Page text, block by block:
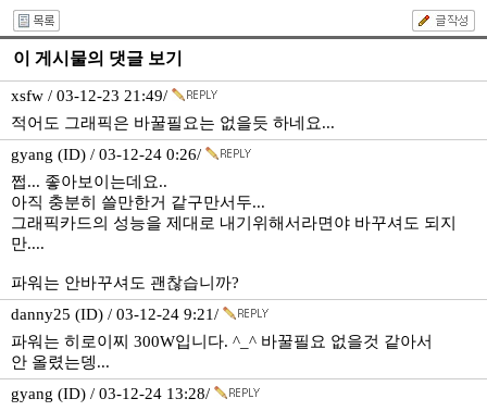
이 게시물의 댓글 보기
xsfw / 03-12-23 21:49/
적어도 그래픽은 바꿀필요는 없을듯 하네요...
gyang (ID) / 03-12-24 0:26/
쩝... 좋아보이는데요..
아직 충분히 쓸만한거 같구만서두...
그래픽카드의 성능을 제대로 내기위해서라면야 바꾸셔도 되지
만....
파워는 안바꾸셔도 괜찮습니까?
danny25 (ID) / 03-12-24 9:21/
파워는 히로이찌 300W입니다. ^_^ 바꿀필요 없을것 같아서
안 올렸는뎅...
gyang (ID) / 03-12-24 13:28/